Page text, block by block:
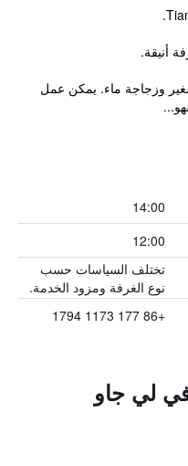
وزجاجة ماء. يمكن عمل
14:00
12:00
تختلف السياسات حسب
نوع الغرفة ومزود الخدمة.
+86 177 1173 1794
في لي جاو